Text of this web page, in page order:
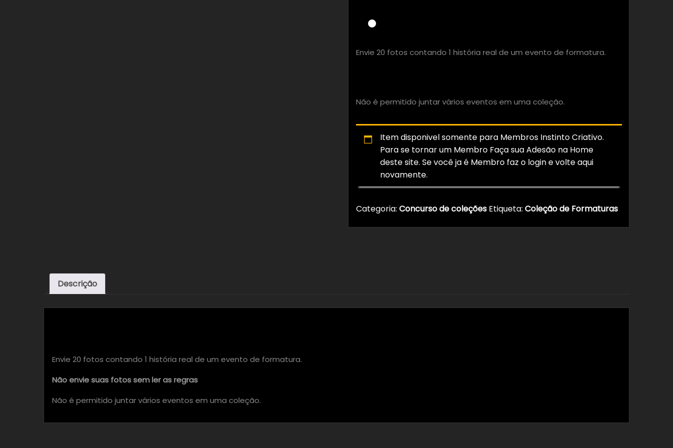
Envie 20 fotos contando 1 história real de um evento de formatura.
Não é permitido juntar vários eventos em uma coleção.
Item disponivel somente para Membros Instinto Criativo.
Para se tornar um Membro Faça sua Adesão na Home
deste site. Se você ja é Membro faz o login e volte aqui
novamente.
Categoria: Concurso de coleções Etiqueta: Coleção de Formaturas
Descrição
Envie 20 fotos contando 1 história real de um evento de formatura.
Não envie suas fotos sem ler as regras
Não é permitido juntar vários eventos em uma coleção.